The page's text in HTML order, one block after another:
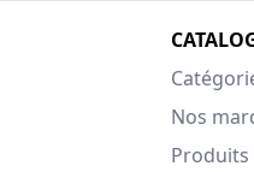
Nos
Produits